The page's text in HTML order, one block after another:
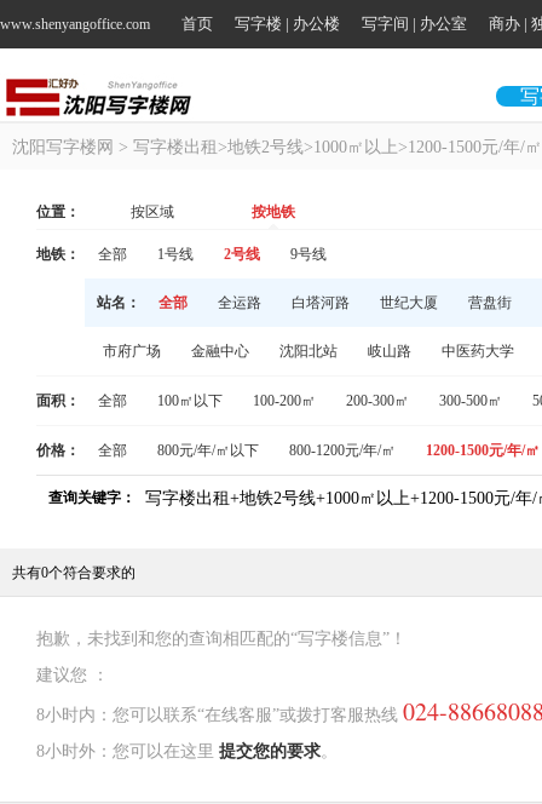
www.shenyangoffice.com 首页 写字楼 | 办公楼 写字间 | 办公室 商办 |
沈阳写字楼网 > 写字楼出租>地铁2号线>1000㎡以上>1200-1500元/年/㎡
位置： 按区域 按地铁
地铁： 全部 1号线 2号线 9号线
站名： 全部 全运路 白塔河路 世纪大厦 营盘街
市府广场 金融中心 沈阳北站 岐山路 中医药大学
面积： 全部 100㎡以下 100-200㎡ 200-300㎡ 300-500㎡
价格： 全部 800元/年/㎡以下 800-1200元/年/㎡ 1200-1500元/年/㎡
查询关键字： 写字楼出租+地铁2号线+1000㎡以上+1200-1500元/年/
共有0个符合要求的
抱歉，未找到和您的查询相匹配的“写字楼信息”！
建议您 ：
8小时内：您可以联系“在线客服”或拨打客服热线 024-
8小时外：您可以在这里 提交您的要求。